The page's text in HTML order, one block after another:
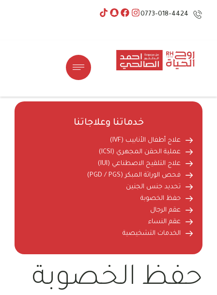
0773-018-4424
خدماتنا وعلاجاتنا
علاج أطفال الأنابيب (IVF)
عملية الحقن المجهري (ICSI)
علاج التلقيح الاصطناعي (IUI)
فحص الوراثة المبكر (PGD / PGS)
تحديد جنس الجنين
حفظ الخصوبة
عقم الرجال
عقم النساء
الخدمات التشخيصية
حفظ الخصوبة